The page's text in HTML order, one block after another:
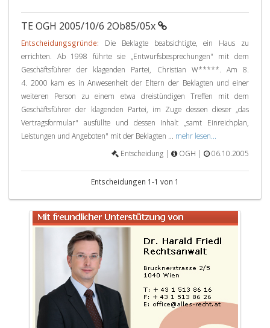
TE OGH 2005/10/6 2Ob85/05x
Entscheidungsgründe: Die Beklagte beabsichtigte, ein Haus zu
errichten. Ab 1998 führte sie „Entwurfsbesprechungen" mit dem
Geschäftsführer der klagenden Partei, Christian W*****. Am 8.
4. 2000 kam es in Anwesenheit der Eltern der Beklagten und einer
weiteren Person zu einem etwa dreistündigen Treffen mit dem
Geschäftsführer der klagenden Partei, im Zuge dessen dieser „das
Vertragsformular" ausfüllte und dessen Inhalt „samt Einreichplan,
Leistungen und Angeboten" mit der Beklagten ... mehr lesen...
Entscheidung |
OGH | 06.10.2005
Entscheidungen 1-1 von 1